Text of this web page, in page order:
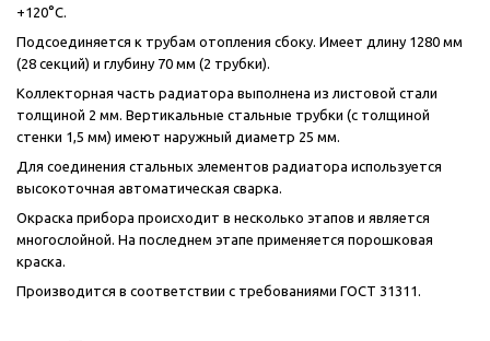
+120°C.
Подсоединяется к трубам отопления сбоку. Имеет длину 1280 мм
(28 секций) и глубину 70 мм (2 трубки).
Коллекторная часть радиатора выполнена из листовой стали
толщиной 2 мм. Вертикальные стальные трубки (с толщиной
стенки 1,5 мм) имеют наружный диаметр 25 мм.
Для соединения стальных элементов радиатора используется
высокоточная автоматическая сварка.
Окраска прибора происходит в несколько этапов и является
многослойной. На последнем этапе применяется порошковая
краска.
Производится в соответствии с требованиями ГОСТ 31311.